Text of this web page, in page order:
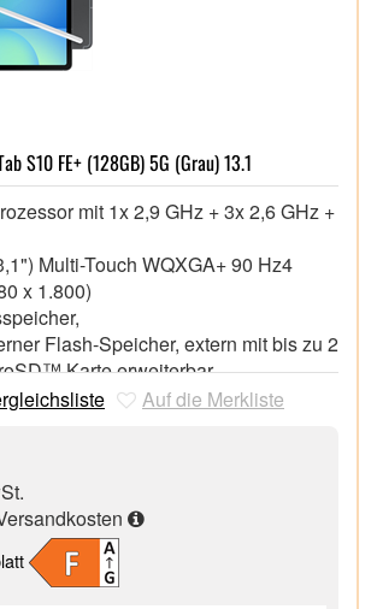
S10 FE+ (128GB) 5G (Grau) 13.1
mit 1x 2,9 GHz + 3x 2,6 GHz +
Multi-Touch WQXGA+ 90 Hz4
x 1.800)
Flash-Speicher, extern mit bis zu 2
Karte erweiterbar
12 MP Webcam,
C, microSD™ Speicherkartenslot,
+ eSIM7) kompatibel
Betriebssystem,
Type-C Datenkabel im Lieferumfang,
Auf die Merkliste